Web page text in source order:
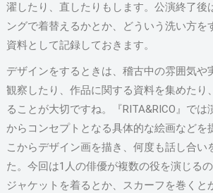
濯したり、直したりもします。公演終了後
ングで着替えるかとか、どういう洗い方を
資料として記録しておきます。
デザインをするときは、稽古中の雰囲気や
観察したり、作品に関する資料を集めたり
ることが大切ですね。『RITA&RICO』では
からコンセプトとなる具体的な絵画などを
こからデザイン画を描き、何度も話し合い
た。今回は1人の俳優が複数の役を演じる
ジャケットを着るとか、スカーフを巻くと